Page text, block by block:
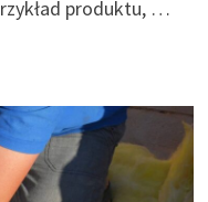
produktu, …